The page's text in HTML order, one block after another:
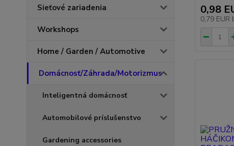
Sieťové zariadenia
Workshops
Home / Garden / Automotive
Domácnosť/Záhrada/Motorizmus
Inteligentná domácnosť
Automobilové príslušenstvo
Gardening accessories
0,98
0,79 EUR